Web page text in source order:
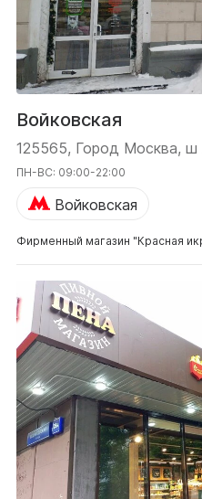
Войковская
125565, Город Москва, ш
ПН-ВС: 09:00-22:00
Войковская
Фирменный магазин "Красная